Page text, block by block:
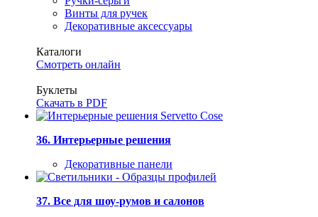
Винты для ручек
Декоративные аксессуары
Каталоги
Смотреть онлайн
Буклеты
Скачать в PDF
36. Интерьерные решения
Декоративные панели
37. Все для шоу-румов и салонов